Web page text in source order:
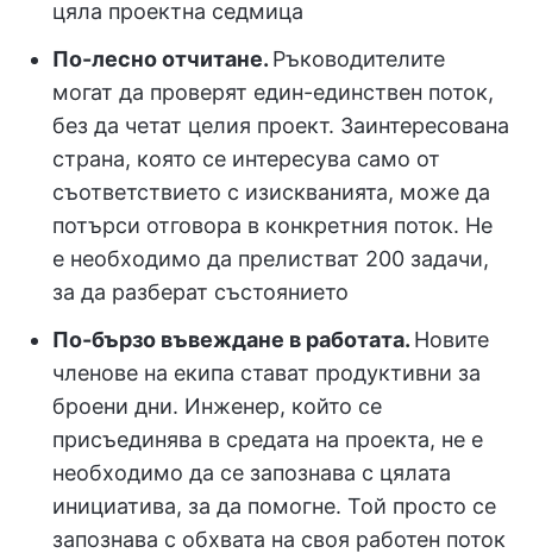
цяла проектна седмица
По-лесно отчитане. Ръководителите
могат да проверят един-единствен поток,
без да четат целия проект. Заинтересована
страна, която се интересува само от
съответствието с изискванията, може да
потърси отговора в конкретния поток. Не
е необходимо да прелистват 200 задачи,
за да разберат състоянието
По-бързо въвеждане в работата. Новите
членове на екипа стават продуктивни за
броени дни. Инженер, който се
присъединява в средата на проекта, не е
необходимо да се запознава с цялата
инициатива, за да помогне. Той просто се
запознава с обхвата на своя работен поток